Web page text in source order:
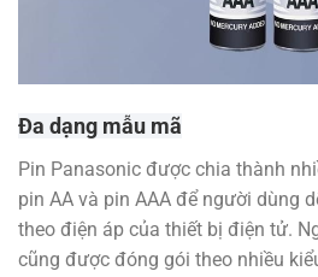
Đa dạng mẫu mã
Pin Panasonic được chia thành
pin AA và pin AAA để người dùng
theo điện áp của thiết bị điện tử.
cũng được đóng gói theo nhiều